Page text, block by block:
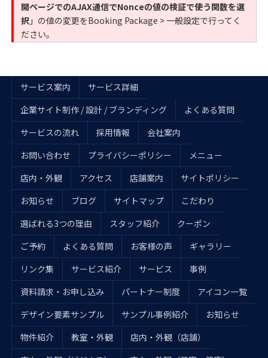
開ページでのAJAX通信でNonceの値の検証で使う関数を選
択 」の値の変更をBooking Package > 一般設定で行ってく
ださい。
サービス案内
サービス詳細
企業サイト制作 / 設計 / ブランディング
よくある質問
サービスの流れ
採用情報
会社案内
お問い合わせ
プライバシーポリシー
メニュー
店内・外観
アクセス 店舗案内
サイトポリシー
お知らせ
ブログ サイトマップ
こだわり
選ばれる3つの理由
スタッフ紹介
クーポン
ご予約
よくある質問 お客様の声
ギャラリー
リンク集
サービス紹介 サービス
事例
資料請求・お申し込み
パートナー制度
アイコン一覧
デザイン要素サンプル
サンプル事例紹介
お知らせ
物件紹介
教室・外観
店内・外観（店舗）